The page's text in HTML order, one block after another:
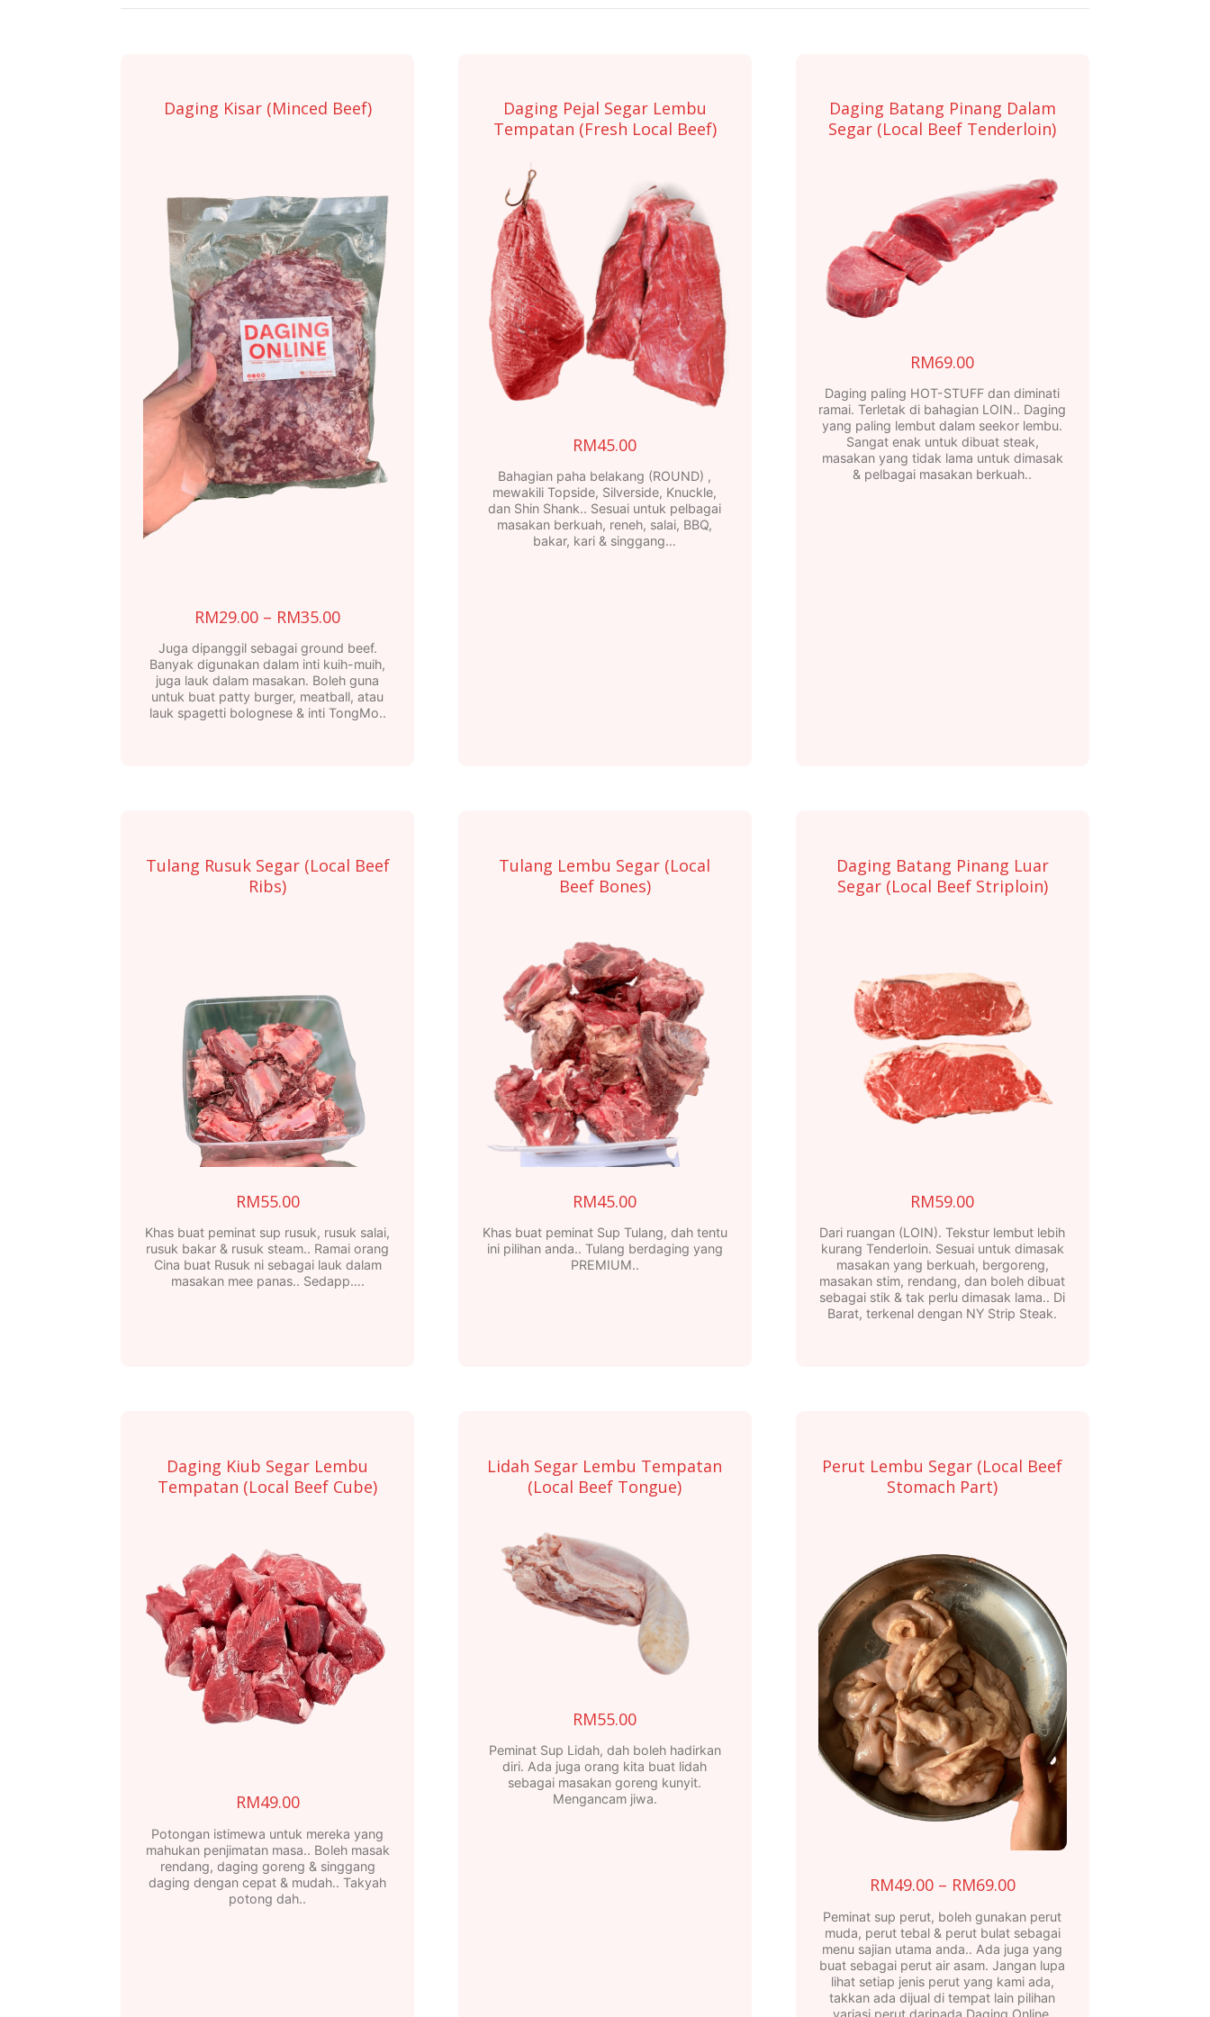
Daging Kisar (Minced Beef)
RM29.00 – RM35.00Price
range:
RM29.00
through
RM35.00
Juga dipanggil sebagai ground beef.
Banyak digunakan dalam inti kuih-muih,
juga lauk dalam masakan. Boleh guna
untuk buat patty burger, meatball, atau
lauk spagetti bolognese & inti TongMo..
The
options
the
product
page
Daging Pejal Segar Lembu
Tempatan (Fresh Local Beef)
RM45.00
Bahagian paha belakang (ROUND) ,
mewakili Topside, Silverside, Knuckle,
dan Shin Shank.. Sesuai untuk pelbagai
masakan berkuah, reneh, salai, BBQ,
bakar, kari & singgang…
Daging Batang Pinang Dalam
Segar (Local Beef Tenderloin)
RM69.00
Daging paling HOT-STUFF dan diminati
ramai. Terletak di bahagian LOIN.. Daging
yang paling lembut dalam seekor lembu.
Sangat enak untuk dibuat steak,
masakan yang tidak lama untuk dimasak
& pelbagai masakan berkuah..
Tulang Rusuk Segar (Local Beef
Ribs)
RM55.00
Khas buat peminat sup rusuk, rusuk salai,
rusuk bakar & rusuk steam.. Ramai orang
Cina buat Rusuk ni sebagai lauk dalam
masakan mee panas.. Sedapp….
Tulang Lembu Segar (Local
Beef Bones)
RM45.00
Khas buat peminat Sup Tulang, dah tentu
ini pilihan anda.. Tulang berdaging yang
PREMIUM..
Daging Batang Pinang Luar
Segar (Local Beef Striploin)
RM59.00
Dari ruangan (LOIN). Tekstur lembut lebih
kurang Tenderloin. Sesuai untuk dimasak
masakan yang berkuah, bergoreng,
masakan stim, rendang, dan boleh dibuat
sebagai stik & tak perlu dimasak lama.. Di
Barat, terkenal dengan NY Strip Steak.
Daging Kiub Segar Lembu
Tempatan (Local Beef Cube)
RM49.00
Potongan istimewa untuk mereka yang
mahukan penjimatan masa.. Boleh masak
rendang, daging goreng & singgang
daging dengan cepat & mudah.. Takyah
potong dah..
Lidah Segar Lembu Tempatan
(Local Beef Tongue)
RM55.00
Peminat Sup Lidah, dah boleh hadirkan
diri. Ada juga orang kita buat lidah
sebagai masakan goreng kunyit.
Mengancam jiwa.
Perut Lembu Segar (Local Beef
Stomach Part)
RM49.00 – RM69.00Price
range:
RM49.00
through
RM69.00
Peminat sup perut, boleh gunakan perut
muda, perut tebal & perut bulat sebagai
menu sajian utama anda.. Ada juga yang
buat sebagai perut air asam. Jangan lupa
lihat setiap jenis perut yang kami ada,
takkan ada dijual di tempat lain pilihan
variasi perut daripada Daging Online.